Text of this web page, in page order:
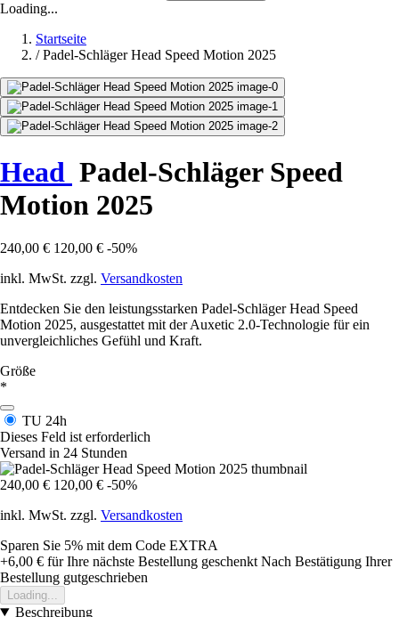
Loading...
Startseite
/ Padel-Schläger Head Speed Motion 2025
Head Padel-Schläger Speed
Motion 2025
240,00 € 120,00 € -50%
inkl. MwSt. zzgl. Versandkosten
Entdecken Sie den leistungsstarken Padel-Schläger Head Speed
Motion 2025, ausgestattet mit der Auxetic 2.0-Technologie für ein
unvergleichliches Gefühl und Kraft.
Größe
*
TU 24h
Dieses Feld ist erforderlich
Versand in 24 Stunden
240,00 € 120,00 € -50%
inkl. MwSt. zzgl. Versandkosten
Sparen Sie 5% mit dem Code EXTRA
+6,00 € für Ihre nächste Bestellung geschenkt Nach Bestätigung Ihrer
Bestellung gutgeschrieben
Loading...
Beschreibung